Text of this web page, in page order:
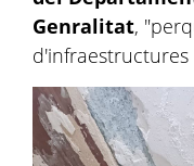
Genralitat,
d'infraestructures